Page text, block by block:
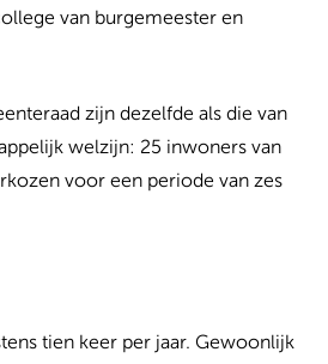
van burgemeester en
zijn dezelfde als die van
welzijn: 25 inwoners van
voor een periode van zes
tien keer per jaar. Gewoonlijk